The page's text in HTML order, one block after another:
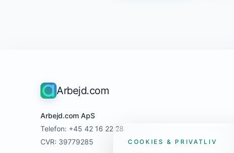
Arbejd.com
Arbejd.com ApS
Telefon: +45 42 16 22 28
CVR: 39779285
COOKIES & PRIVATLIV